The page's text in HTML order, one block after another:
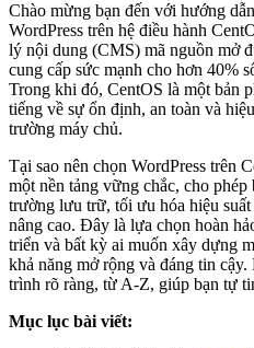
Chào mừng bạn đến với hướng
WordPress trên hệ điều hành
lý nội dung (CMS) mã nguồn mở
cung cấp sức mạnh cho hơn 40%
Trong khi đó, CentOS là một bản
tiếng về sự ổn định, an toàn và
trường máy chủ.
Tại sao nên chọn WordPress trên
một nền tảng vững chắc, cho
trường lưu trữ, tối ưu hóa hiệu
nâng cao. Đây là lựa chọn hoàn
triển và bất kỳ ai muốn xây dựng
khả năng mở rộng và đáng tin
trình rõ ràng, từ A-Z, giúp bạn tự
Mục lục bài viết: